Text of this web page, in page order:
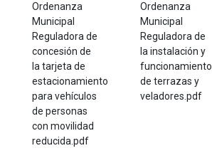
Ordenanza
Municipal
Reguladora de
concesión de
la tarjeta de
estacionamiento
para vehículos
de personas
con movilidad
reducida.pdf
Ordenanza
Municipal
Reguladora de
la instalación y
funcionamiento
de terrazas y
veladores.pdf